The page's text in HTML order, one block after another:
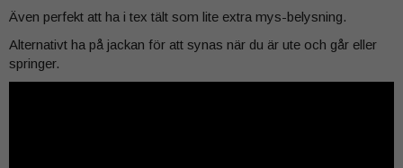
Även perfekt att ha i tex tält som lite extra mys-belysning.
Alternativt ha på jackan för att synas när du är ute och går eller
springer.